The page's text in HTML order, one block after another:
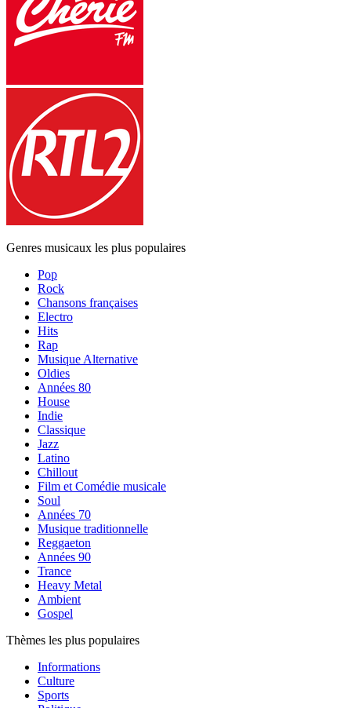
Genres musicaux les plus populaires
Pop
Rock
Chansons françaises
Electro
Hits
Rap
Musique Alternative
Oldies
Années 80
House
Indie
Classique
Jazz
Latino
Chillout
Film et Comédie musicale
Soul
Années 70
Musique traditionnelle
Reggaeton
Années 90
Trance
Heavy Metal
Ambient
Gospel
Thèmes les plus populaires
Informations
Culture
Sports